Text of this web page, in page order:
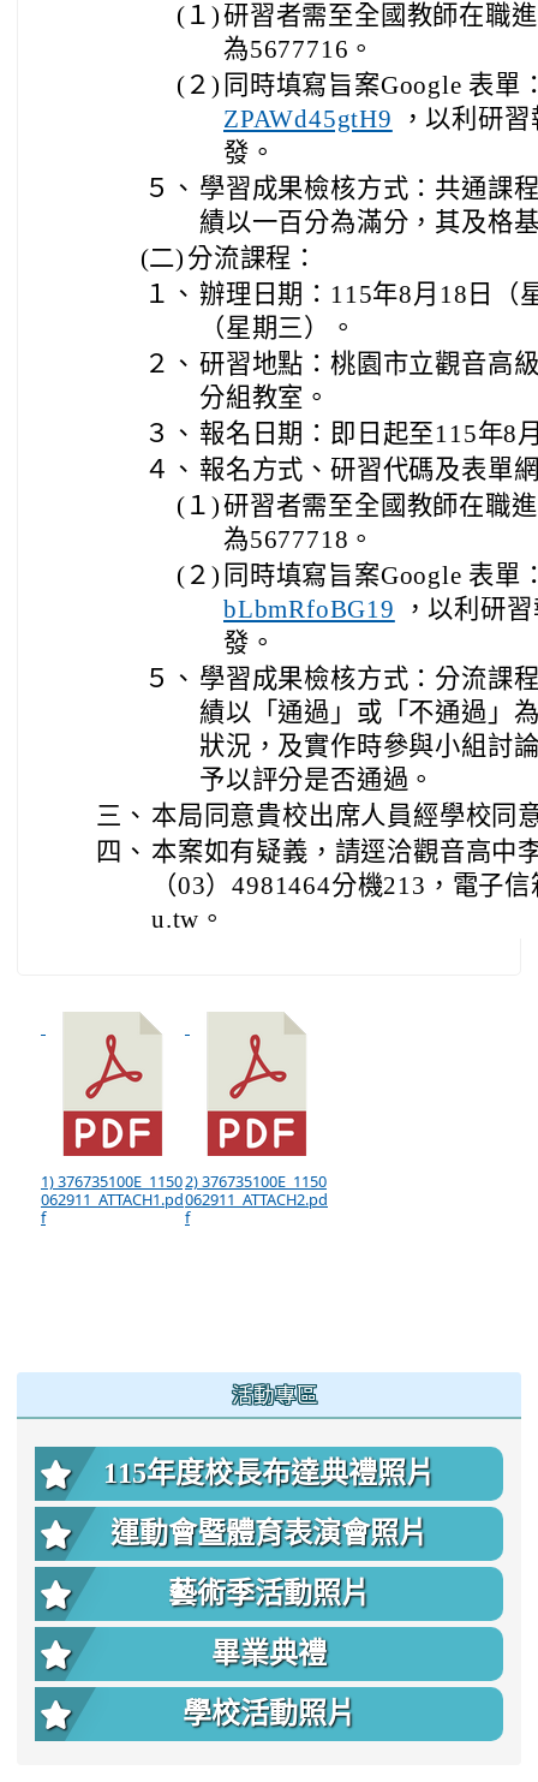
(１)研習者需至全國教師在職
為5677716。
(２) 同時填寫旨案Google 表單
ZPAWd45gtH9 ，以利研
發。
５、 學習成果檢核方式：共通課
績以一百分為滿分，其及格
(二) 分流課程：
１、 辦理日期：115年8月18日（
（星期三）。
２、 研習地點：桃園市立觀音高
分組教室。
３、 報名日期：即日起至115年8
４、 報名方式、研習代碼及表單
(１)研習者需至全國教師在職
為5677718。
(２) 同時填寫旨案Google 表單
bLbmRfoBG19 ，以利研
發。
５、 學習成果檢核方式：分流課
績以「通過」或「不通過」
狀況，及實作時參與小組討
予以評分是否通過。
三、 本局同意貴校出席人員經學校同
四、 本案如有疑義，請逕洽觀音高中
（03）4981464分機213，電子
u.tw。
1) 376735100E_1150
062911_ATTACH1.pd
f
2) 376735100E_1150
062911_ATTACH2.pd
f
活動專區
115年度校長布達典禮照片
運動會暨體育表演會照片
藝術季活動照片
畢業典禮
學校活動照片